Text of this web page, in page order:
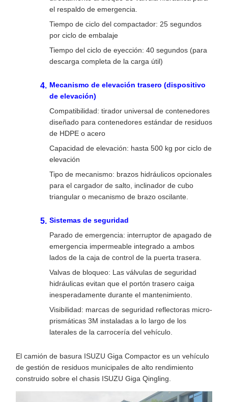
el respaldo de emergencia.
Tiempo de ciclo del compactador: 25 segundos
por ciclo de embalaje
Tiempo del ciclo de eyección: 40 segundos (para
descarga completa de la carga útil)
Mecanismo de elevación trasero (dispositivo
de elevación)
Compatibilidad: tirador universal de contenedores
diseñado para contenedores estándar de residuos
de HDPE o acero
Capacidad de elevación: hasta 500 kg por ciclo de
elevación
Tipo de mecanismo: brazos hidráulicos opcionales
para el cargador de salto, inclinador de cubo
triangular o mecanismo de brazo oscilante.
Sistemas de seguridad
Parado de emergencia: interruptor de apagado de
emergencia impermeable integrado a ambos
lados de la caja de control de la puerta trasera.
Valvas de bloqueo: Las válvulas de seguridad
hidráulicas evitan que el portón trasero caiga
inesperadamente durante el mantenimiento.
Visibilidad: marcas de seguridad reflectoras micro-
prismáticas 3M instaladas a lo largo de los
laterales de la carrocería del vehículo.
El camión de basura ISUZU Giga Compactor es un vehículo
de gestión de residuos municipales de alto rendimiento
construido sobre el chasis ISUZU Giga Qingling.